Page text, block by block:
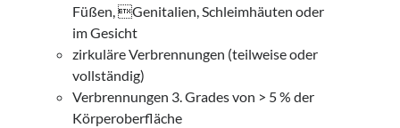
Füßen, Genitalien, Schleimhäuten oder
im Gesicht
zirkuläre Verbrennungen (teilweise oder
vollständig)
Verbrennungen 3. Grades von > 5 % der
Körperoberfläche